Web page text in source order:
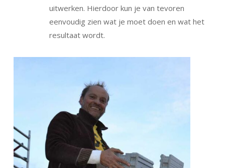
uitwerken. Hierdoor kun je van tevoren
eenvoudig zien wat je moet doen en wat het
resultaat wordt.